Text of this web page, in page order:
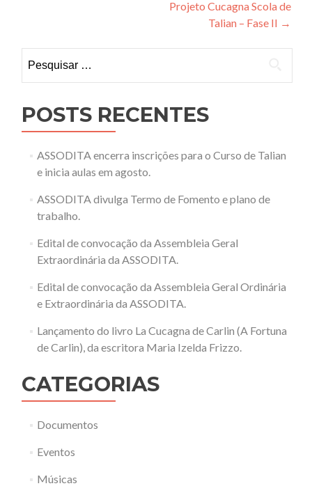
Post
Projeto Cucagna Scola de
Talian – Fase II →
por:
POSTS RECENTES
ASSODITA encerra inscrições para o Curso de Talian
e inicia aulas em agosto.
ASSODITA divulga Termo de Fomento e plano de
trabalho.
Edital de convocação da Assembleia Geral
Extraordinária da ASSODITA.
Edital de convocação da Assembleia Geral Ordinária
e Extraordinária da ASSODITA.
Lançamento do livro La Cucagna de Carlin (A Fortuna
de Carlin), da escritora Maria Izelda Frizzo.
CATEGORIAS
Documentos
Eventos
Músicas